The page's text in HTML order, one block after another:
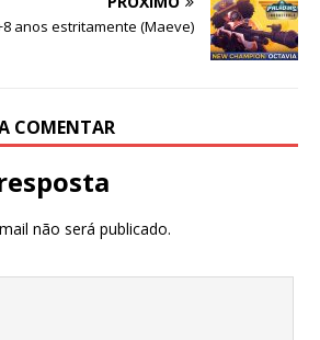
anos estritamente (Maeve)
COMENTAR
não será publicado.